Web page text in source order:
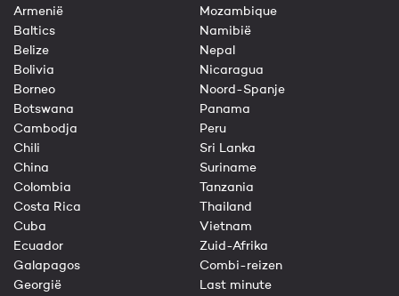
Armenië
Baltics
Belize
Bolivia
Borneo
Botswana
Cambodja
Chili
China
Colombia
Costa Rica
Cuba
Ecuador
Galapagos
Georgië
Mozambique
Namibië
Nepal
Nicaragua
Noord-Spanje
Panama
Peru
Sri Lanka
Suriname
Tanzania
Thailand
Vietnam
Zuid-Afrika
Combi-reizen
Last minute